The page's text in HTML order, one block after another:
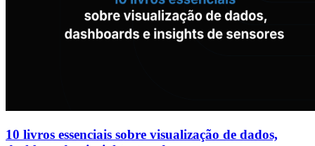
10 livros essenciais sobre visualização de dados,